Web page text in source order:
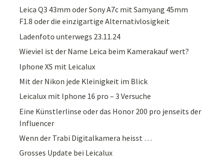
Leica Q3 43mm oder Sony A7c mit Samyang 45mm
F1.8 oder die einzigartige Alternativlosigkeit
Ladenfoto unterwegs 23.11.24
Wieviel ist der Name Leica beim Kamerakauf wert?
Iphone XS mit Leicalux
Mit der Nikon jede Kleinigkeit im Blick
Leicalux mit Iphone 16 pro – 3 Versuche
Eine Künstlerlinse oder das Honor 200 pro jenseits der
Influencer
Wenn der Trabi Digitalkamera heisst …
Grosses Update bei Leicalux